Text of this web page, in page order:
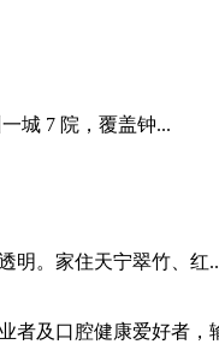
城 7 院，覆盖钟...
明。家住天宁翠竹、红
者及口腔健康爱好者